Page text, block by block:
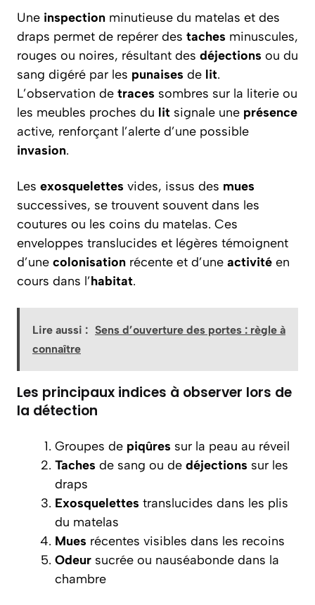
Une inspection minutieuse du matelas et des
draps permet de repérer des taches minuscules,
rouges ou noires, résultant des déjections ou du
sang digéré par les punaises de lit.
L’observation de traces sombres sur la literie ou
les meubles proches du lit signale une présence
active, renforçant l’alerte d’une possible
invasion.
Les exosquelettes vides, issus des mues
successives, se trouvent souvent dans les
coutures ou les coins du matelas. Ces
enveloppes translucides et légères témoignent
d’une colonisation récente et d’une activité en
cours dans l’habitat.
Lire aussi : Sens d’ouverture des portes : règle à
connaître
Les principaux indices à observer lors de
la détection
Groupes de piqûres sur la peau au réveil
Taches de sang ou de déjections sur les
draps
Exosquelettes translucides dans les plis
du matelas
Mues récentes visibles dans les recoins
Odeur sucrée ou nauséabonde dans la
chambre